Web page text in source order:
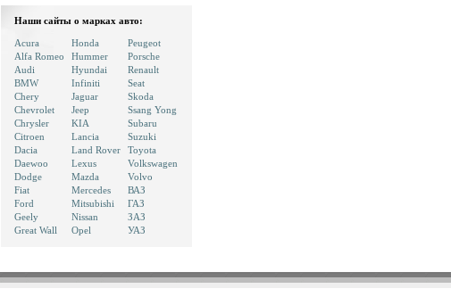
Наши сайты о марках авто:
Acura
Alfa Romeo
Audi
BMW
Chery
Chevrolet
Chrysler
Citroen
Dacia
Daewoo
Dodge
Fiat
Ford
Geely
Great Wall
Honda
Hummer
Hyundai
Infiniti
Jaguar
Jeep
KIA
Lancia
Land Rover
Lexus
Mazda
Mercedes
Mitsubishi
Nissan
Opel
Peugeot
Porsche
Renault
Seat
Skoda
Ssang Yong
Subaru
Suzuki
Toyota
Volkswagen
Volvo
ВАЗ
ГАЗ
ЗАЗ
УАЗ